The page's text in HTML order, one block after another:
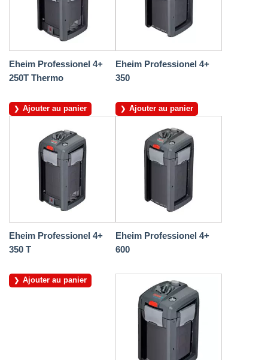
Eheim Professionel 4+
250T Thermo
Ajouter au panier
Eheim Professionel 4+
350
Ajouter au panier
Eheim Professionel 4+
350 T
Ajouter au panier
Eheim Professionel 4+
600